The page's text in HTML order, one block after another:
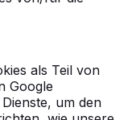
als Teil von
Google
um den
Europa
hier, wo Sie
finden.